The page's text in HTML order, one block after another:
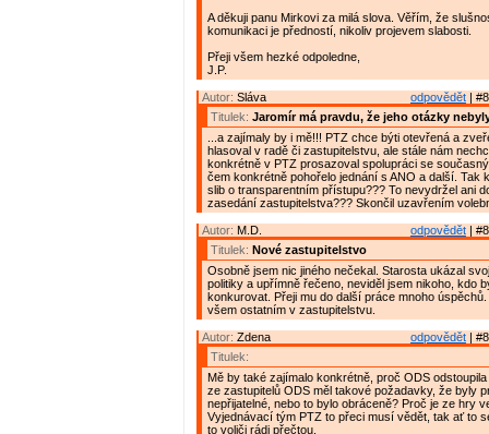
A děkuji panu Mirkovi za milá slova. Věřím, že
komunikaci je předností, nikoliv projevem slabosti.
Přeji všem hezké odpoledne,
J.P.
odpovědět |
Autor: Sláva
Titulek: Jaromír má pravdu, že jeho otázky
...a zajímaly by i mě!!! PTZ chce býti otevřená a
hlasoval v radě či zastupitelstvu, ale stále nám
konkrétně v PTZ prosazoval spolupráci se
čem konkrétně pohořelo jednání s ANO a další. Tak
slib o transparentním přístupu??? To nevydržel ani
zasedání zastupitelstva??? Skončil uzavřením
odpovědět |
Autor: M.D.
Titulek: Nové zastupitelstvo
Osobně jsem nic jiného nečekal. Starosta ukázal
politiky a upřímně řečeno, neviděl jsem nikoho, kdo
konkurovat. Přeji mu do další práce mnoho úspěchů.
všem ostatním v zastupitelstvu.
odpovědět |
Autor: Zdena
Titulek:
Mě by také zajímalo konkrétně, proč ODS
ze zastupitelů ODS měl takové požadavky, že byly
nepřijatelné, nebo to bylo obráceně? Proč je ze hry
Vyjednávací tým PTZ to přeci musí vědět, tak ať to
to voliči rádi přečtou.